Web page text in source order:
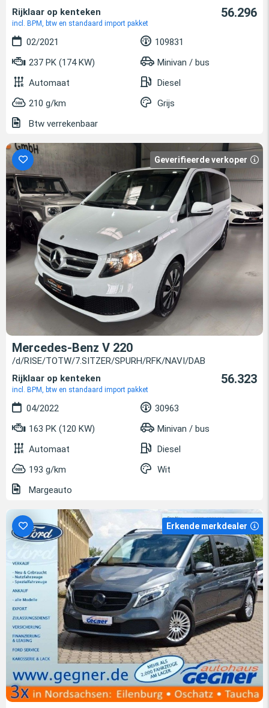
Rijklaar op kenteken
incl. BPM, btw en standaard import pakket
56.296
02/2021
109831
237 PK (174 KW)
Minivan / bus
Automaat
Diesel
210 g/km
Grijs
Btw verrekenbaar
Geverifieerde verkoper
Mercedes-Benz V 220
/d/RISE/TOTW/7.SITZER/SPURH/RFK/NAVI/DAB
Rijklaar op kenteken
incl. BPM, btw en standaard import pakket
56.323
04/2022
30963
163 PK (120 KW)
Minivan / bus
Automaat
Diesel
193 g/km
Wit
Margeauto
Erkende merkdealer